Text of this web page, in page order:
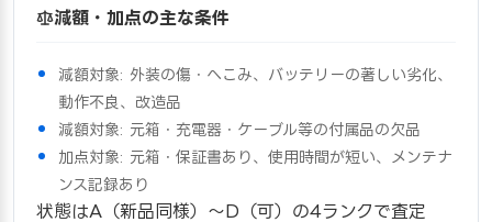
減額・加点の主な条件
減額対象: 外装の傷・へこみ、バッテリーの著しい劣化、
動作不良、改造品
減額対象: 元箱・充電器・ケーブル等の付属品の欠品
加点対象: 元箱・保証書あり、使用時間が短い、メンテナ
ンス記録あり
状態はA（新品同様）〜D（可）の4ランクで査定